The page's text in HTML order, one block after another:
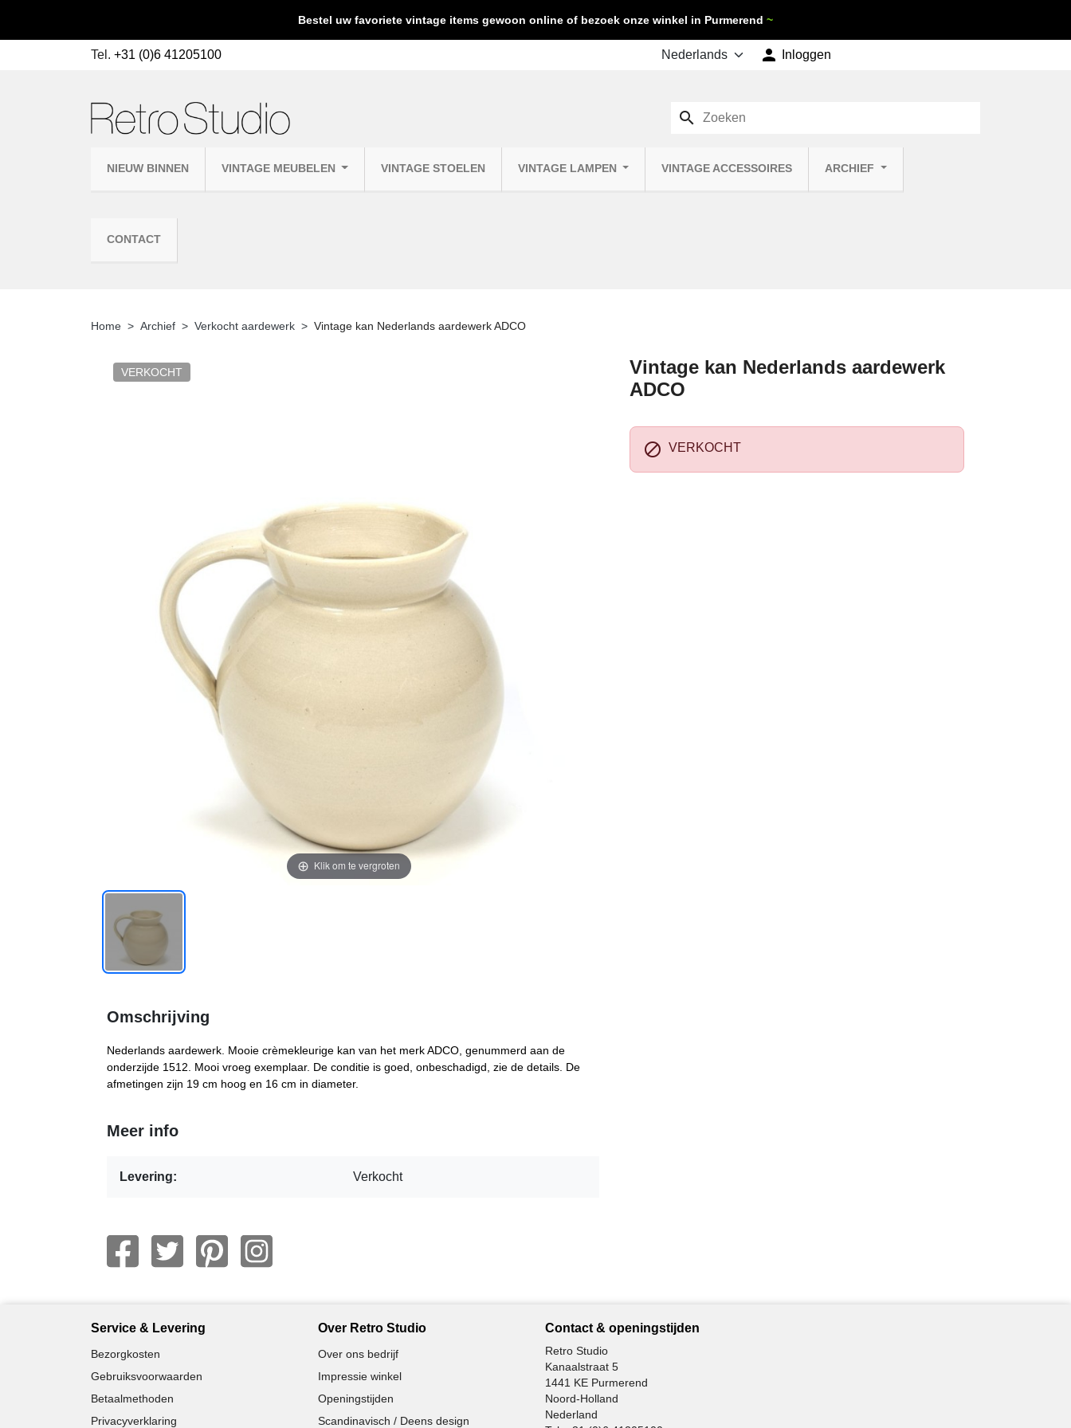
Bestel uw favoriete vintage items gewoon online of bezoek onze winkel in Purmerend ~
Tel. +31 (0)6 41205100  Inloggen
NIEUW BINNEN VINTAGE MEUBELEN VINTAGE STOELEN VINTAGE LAMPEN VINTAGE ACCESSOIRES ARCHIEF
CONTACT
search
Home Archief Verkocht aardewerk Vintage kan Nederlands aardewerk ADCO
VERKOCHT
Klik om te vergroten
Vintage kan Nederlands aardewerk
ADCO
 VERKOCHT
Omschrijving
Nederlands aardewerk. Mooie crèmekleurige kan van het merk ADCO, genummerd aan de
onderzijde 1512. Mooi vroeg exemplaar. De conditie is goed, onbeschadigd, zie de details. De
afmetingen zijn 19 cm hoog en 16 cm in diameter.
Meer info
Levering: Verkocht
Service & Levering
Bezorgkosten
Gebruiksvoorwaarden
Betaalmethoden
Privacyverklaring
Over Retro Studio
Over ons bedrijf
Impressie winkel
Openingstijden
Scandinavisch / Deens design
Contact & openingstijden
Retro Studio
Kanaalstraat 5
1441 KE Purmerend
Noord-Holland
Nederland